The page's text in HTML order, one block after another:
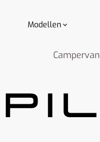
Modellen
Campervan